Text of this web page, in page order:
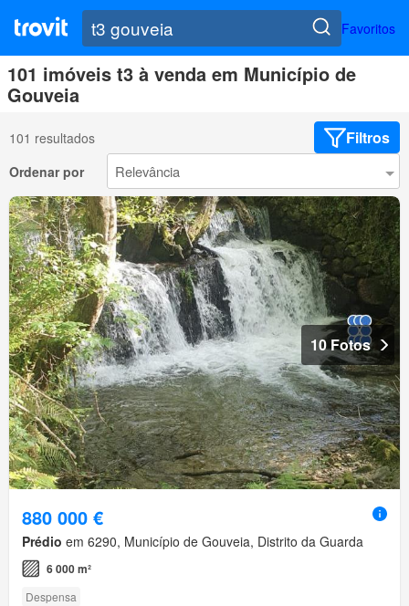
Favoritos
101 imóveis t3 à venda em Município de
Gouveia
101 resultados Filtros
Ordenar por
10 Fotos
880 000 €
Prédio em 6290, Município de Gouveia, Distrito da Guarda
6 000 m²
Despensa